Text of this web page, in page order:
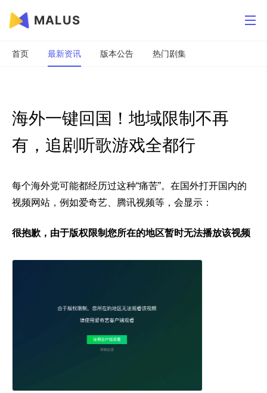
MALUS
首页 最新资讯 版本公告 热门剧集
海外一键回国！地域限制不再
有，追剧听歌游戏全都行
每个海外党可能都经历过这种“痛苦”。 在国外打开国内的
视频网站，例如爱奇艺、腾讯视频等，会显示：
很抱歉，由于版权限制您所在的地区暂时无法播放该视频